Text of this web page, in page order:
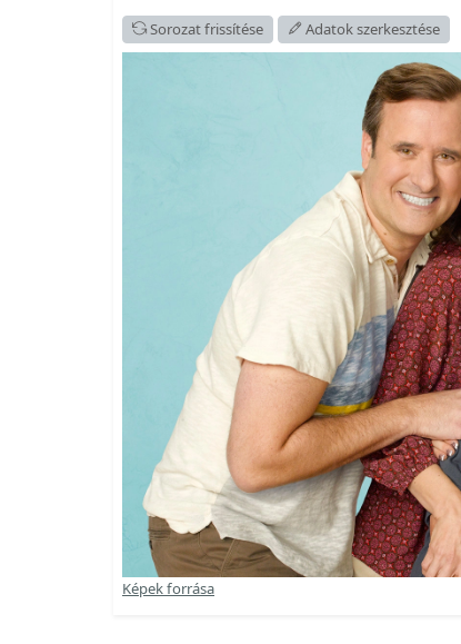
Sorozat frissítése Adatok szerkesztése
Képek forrása